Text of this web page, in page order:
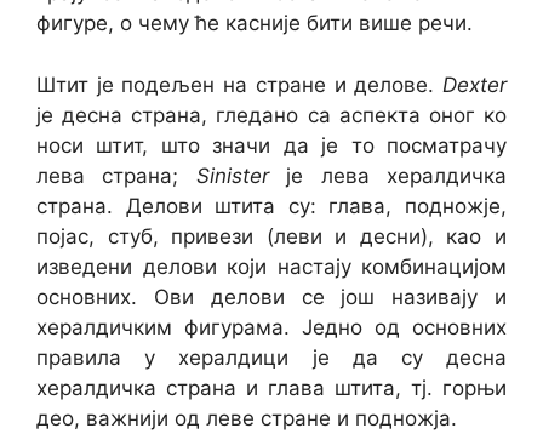
фигуре, о чему ће касније бити више речи.
Штит је подељен на стране и делове. Dexter
је десна страна, гледано са аспекта оног ко
носи штит, што значи да је то посматрачу
лева страна; Sinister је лева хералдичка
страна. Делови штита су: глава, подножје,
појас, стуб, привези (леви и десни), као и
изведени делови који настају комбинацијом
основних. Ови делови се још називају и
хералдичким фигурама. Једно од основних
правила у хералдици је да су десна
хералдичка страна и глава штита, тј. горњи
део, важнији од леве стране и подножја.